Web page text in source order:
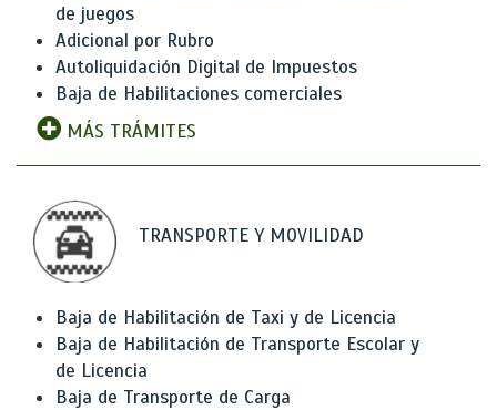
de juegos
Adicional por Rubro
Autoliquidación Digital de Impuestos
Baja de Habilitaciones comerciales
MÁS TRÁMITES
TRANSPORTE Y MOVILIDAD
Baja de Habilitación de Taxi y de Licencia
Baja de Habilitación de Transporte Escolar y
de Licencia
Baja de Transporte de Carga